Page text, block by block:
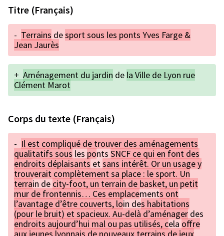
Titre (Français)
- Terrains desport sous les ponts Yves Farge &
Jean Jaurès
+ Aménagement du jardin de la Ville de Lyon rue
Clément Marot
Corps du texte (Français)
- Il est compliqué de trouver des aménagements
qualitatifs sous les ponts SNCF ce qui en font des
endroits déplaisants etsans intérêt. Or un usage y
trouverait complètement sa place : le sport. Un
terrain de city-foot, un terrain de basket, un petit
mur de frontennis… Ces emplacements ont
l’avantage d’être couverts, loin des habitations
(pour le bruit) et spacieux. Au-delà d’aménager des
endroits aujourd’hui mal ou pas utilisés, cela offre